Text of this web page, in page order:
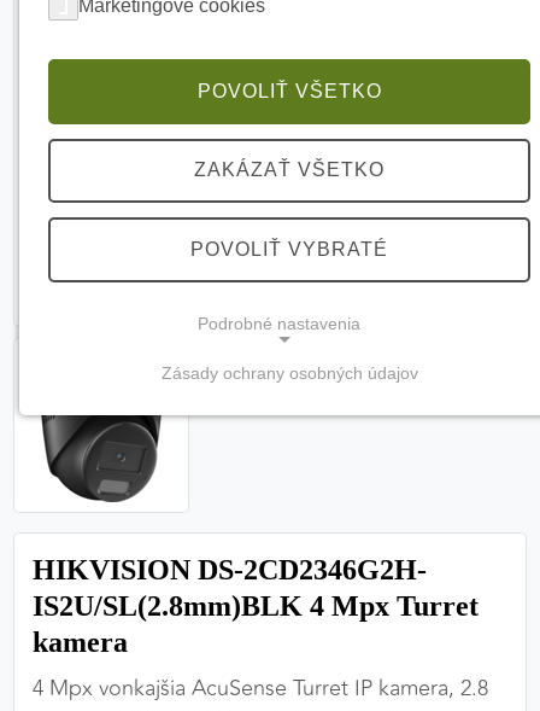
HIKVISION DS-2CD2346G2H-
IS2U/SL(2.8mm)BLK 4 Mpx Turret
kamera
4 Mpx vonkajšia AcuSense Turret IP kamera, 2.8
Marketingové cookies
POVOLIŤ VŠETKO
ZAKÁZAŤ VŠETKO
POVOLIŤ VYBRATÉ
Podrobné nastavenia
(vždy aktívne, nemožno vypnúť)
Tieto cookies sú potrebné na správne fungovanie
webovej stránky a bez nich by nebolo možné
zabezpečiť jej plnú funkčnosť.
Nevyhnutné cookies
PREFERENČNÉ COOKIES
Zásady ochrany osobných údajov